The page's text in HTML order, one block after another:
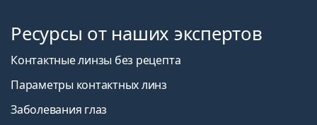
Ресурсы от наших экспертов
Контактные линзы без рецепта
Параметры контактных линз
Заболевания глаз